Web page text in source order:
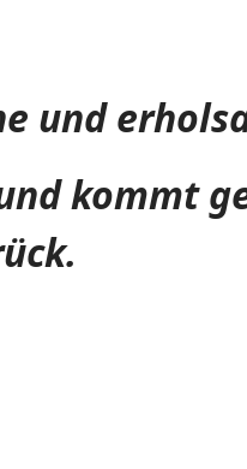
und
kommt